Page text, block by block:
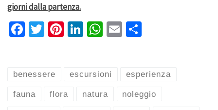
giorni dalla partenza.
Fa
o
o
T
er
Pi
es
t
Li
dI
n
W
sA
p
E
l
e
benessere escursioni esperienza
fauna flora natura noleggio